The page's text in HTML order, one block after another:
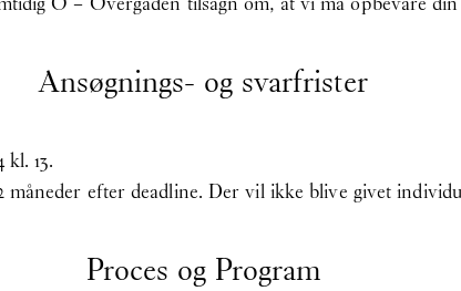
Ansøgnings- og svarfrister
13.
efter deadline. Der vil ikke blive givet
Proces og Program